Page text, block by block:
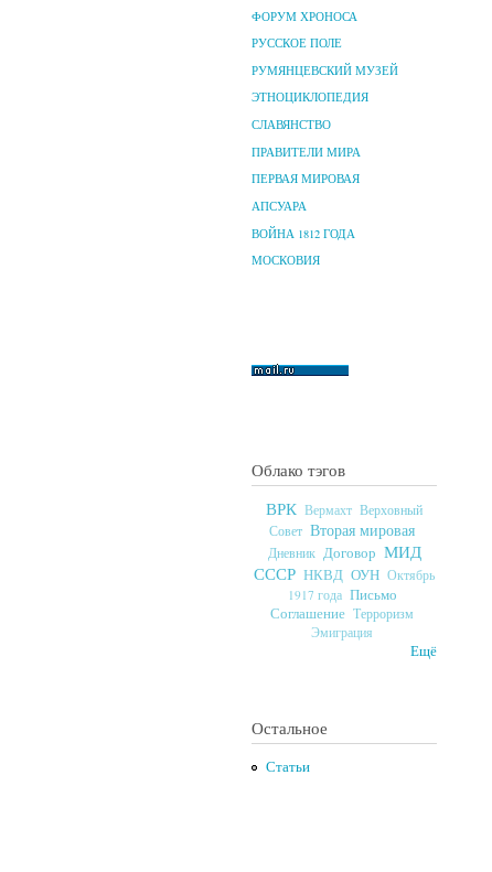
ФОРУМ ХРОНОСА
РУССКОЕ ПОЛЕ
РУМЯНЦЕВСКИЙ МУЗЕЙ
ЭТНОЦИКЛОПЕДИЯ
СЛАВЯНСТВО
ПРАВИТЕЛИ МИРА
ПЕРВАЯ МИРОВАЯ
АПСУАРА
ВОЙНА 1812 ГОДА
МОСКОВИЯ
Облако тэгов
ВРК Вермахт Верховный
Совет Вторая мировая
Дневник Договор МИД
СССР НКВД ОУН Октябрь
1917 года Письмо
Соглашение Терроризм
Эмиграция
Ещё
Остальное
Статьи